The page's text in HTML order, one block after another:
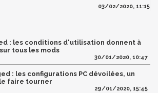
03/02/2020, 11:15
: les conditions d'utilisation donnent à
tous les mods
30/01/2020, 10:47
: les configurations PC dévoilées, un
faire tourner
29/01/2020, 15:45